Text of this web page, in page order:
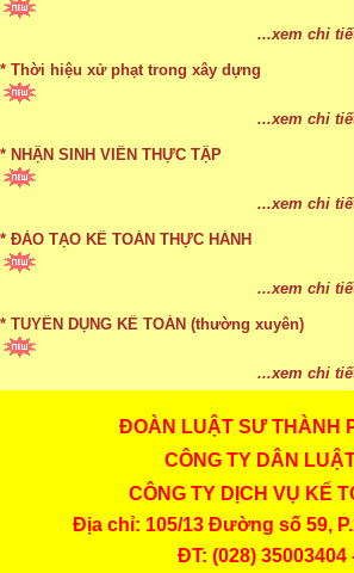
theo pháp luật
...xem chi
* Thời hạn đăng ký bảo hiểm thất nghiệp
* Thời hiệu xử phạt trong xây dựng
* NHẬN SINH VIÊN THỰC TẬP
* ĐÀO TẠO KẾ TOÁN THỰC HÀNH
...xem chi tiết
* TUYỂN DỤNG KẾ TOÁN (thường xuyên)
* Cách chọn màu phù hợp theo phong thuỷ
...xem chi
* Mức phạt khi chậm nộp báo cáo thuế
ĐOÀN LUẬT SƯ THÀNH
CÔNG TY DÂN
CÔNG TY DỊCH VỤ KẾ
Địa chỉ: 105/13 Đường số 59,
ĐT: (028) 35003404